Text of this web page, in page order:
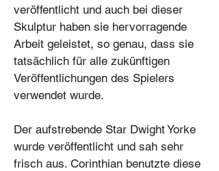
veröffentlicht und auch bei dieser
Skulptur haben sie hervorragende
Arbeit geleistet, so genau, dass sie
tatsächlich für alle zukünftigen
Veröffentlichungen des Spielers
verwendet wurde.
Der aufstrebende Star Dwight Yorke
wurde veröffentlicht und sah sehr
frisch aus. Corinthian benutzte diese